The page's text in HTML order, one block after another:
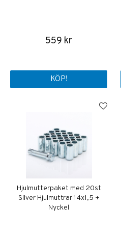
559 kr
KÖP!
Hjulmutterpaket med 20st
Silver Hjulmuttrar 14x1,5 +
Nyckel